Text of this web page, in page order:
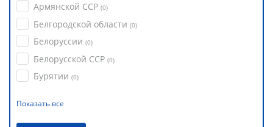
Армянской ССР (0)
Белгородской области (0)
Белоруссии (0)
Белорусской ССР (0)
Бурятии (0)
Показать все